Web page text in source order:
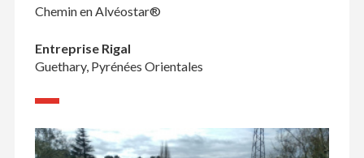
Chemin en Alvéostar®
Entreprise Rigal
Guethary, Pyrénées Orientales